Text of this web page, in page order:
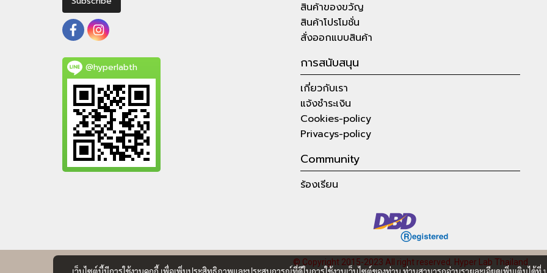
@hyperlabth
สินค้าของขวัญ
สินค้าโปรโมชั่น
สั่งออกแบบสินค้า
การสนับสนุน
เกี่ยวกับเรา
แจ้งชำระเงิน
Cookies-policy
Privacys-policy
Community
ร้องเรียน
© Copyright 2015-2023 All right reserved. Hyper Lab Thailand